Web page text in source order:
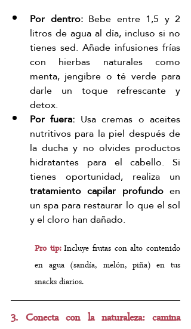
Por dentro: Bebe entre 1,5 y 2
litros de agua al día, incluso si no
tienes sed. Añade infusiones frías
con hierbas naturales como
menta, jengibre o té verde para
darle un toque refrescante y
detox.
Por fuera: Usa cremas o aceites
nutritivos para la piel después de
la ducha y no olvides productos
hidratantes para el cabello. Si
tratamiento capilar profundo en
un spa para restaurar lo que el sol
y el cloro han dañado.
Pro tip: Incluye frutas con alto contenido
en agua (sandía, melón, piña) en tus
snacks diarios.
3. Conecta con la naturaleza: camina